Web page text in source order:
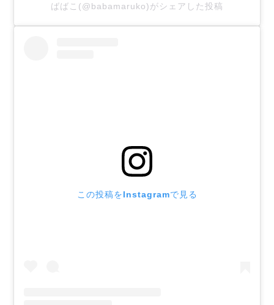
ばばこ(@babamaruko)がシェアした投稿
この投稿をInstagramで見る